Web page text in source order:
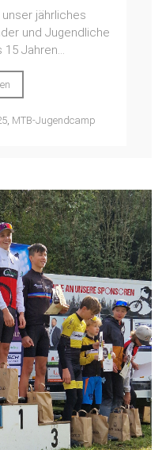
jährliches
und Jugendliche
Jahren...
, MTB-Jugendcamp